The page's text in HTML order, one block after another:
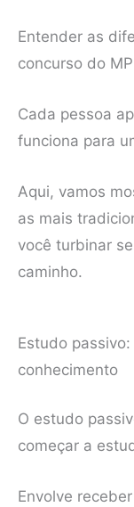
Entender as
concurso do
Cada pessoa
funciona para
Aqui, vamos
as mais
você turbinar
caminho.
Estudo
conhecimento
O estudo
começar a
Envolve